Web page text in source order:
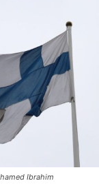
Ibrahim